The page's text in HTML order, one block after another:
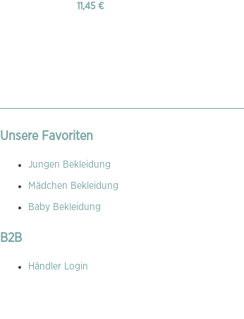
11,45 €
Unsere Favoriten
Jungen Bekleidung
Mädchen Bekleidung
Baby Bekleidung
B2B
Händler Login